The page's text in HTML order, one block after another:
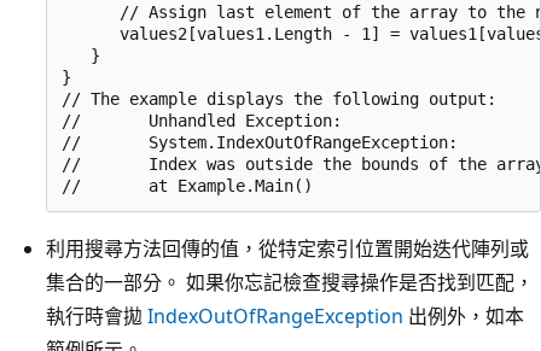
// Assign last element of the array to the
values2[values1.Length - 1] =
   }
}
// The example displays the following output:
//       Unhandled Exception:
//       System.IndexOutOfRangeException:
//       Index was outside the bounds of the
利用搜尋方法回傳的值，從特定索引位置開始迭代陣列或
集合的一部分。 如果你忘記檢查搜尋操作是否找到匹配，
執行時會拋IndexOutOfRangeException 出例外，如本